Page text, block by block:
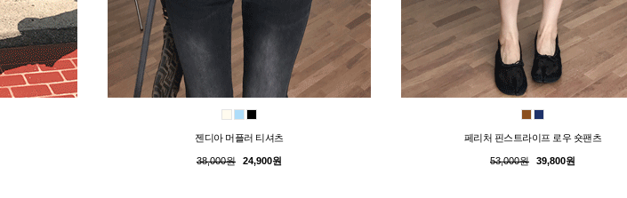
젠디아 머플러 티셔츠
38,000원 24,900원
페리처 핀스트라이프 로우 숏팬츠
53,000원 39,800원